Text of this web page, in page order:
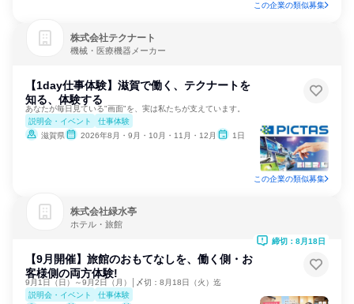
この企業の類似募集
株式会社テクナート
機械・医療機器メーカー
【1day仕事体験】滋賀で働く、テクナートを
知る、体験する
あなたが毎日見ている"画面"を、実は私たちが支えています。
説明会・イベント
仕事体験
滋賀県
2026年8月・9月・10月・11月・12月 1日
この企業の類似募集
株式会社緑水亭
ホテル・旅館
【9月開催】旅館のおもてなしを、働く側・お
客様側の両方体験!
9月1日（日）～9月2日（月）│〆切：8月18日（火）迄
説明会・イベント
仕事体験
締切：8月18日